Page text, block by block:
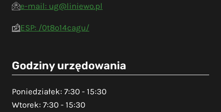
e-mail: ug@liniewo.pl
ESP: /0t8o14cagu/
Godziny urzędowania
Poniedziałek: 7:30 - 15:30
Wtorek: 7:30 - 15:30